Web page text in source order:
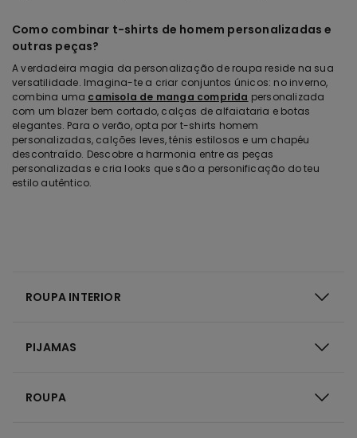
Como combinar t-shirts de homem personalizadas e
outras peças?
A verdadeira magia da personalização de roupa reside na sua
versatilidade. Imagina-te a criar conjuntos únicos: no inverno,
combina uma camisola de manga comprida personalizada
com um blazer bem cortado, calças de alfaiataria e botas
elegantes. Para o verão, opta por t-shirts homem
personalizadas, calções leves, ténis estilosos e um chapéu
descontraído. Descobre a harmonia entre as peças
personalizadas e cria looks que são a personificação do teu
estilo autêntico.
ROUPA INTERIOR
PIJAMAS
ROUPA